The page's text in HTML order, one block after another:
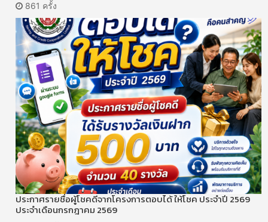
861 ครั้ง
ประกาศรายชื่อผู้โชคดีจากโครงการตอบได้ ให้โชค ประจำปี 2569
ประจำเดือนกรกฎาคม 2569